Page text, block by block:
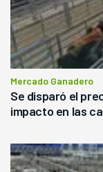
Mercado Ganadero
Se disparó el
impacto en las